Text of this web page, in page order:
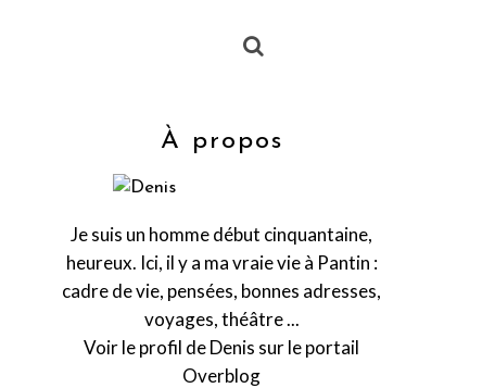
À propos
Je suis un homme début cinquantaine,
heureux. Ici, il y a ma vraie vie à Pantin :
cadre de vie, pensées, bonnes adresses,
voyages, théâtre ...
Voir le profil deDenis sur le portail
Overblog